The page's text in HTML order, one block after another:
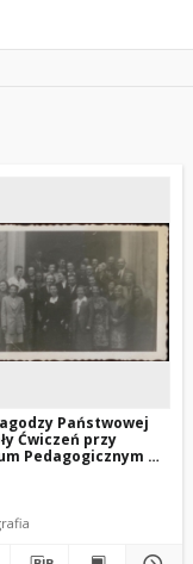
Państwowej
Ćwiczeń przy
Pedagogicznym w